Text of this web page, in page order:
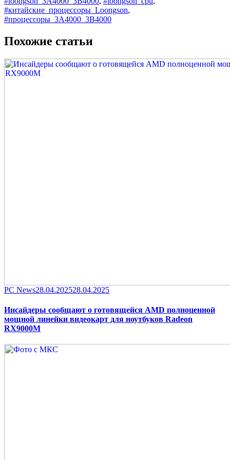
#китайские_процессоры_Loongson,
#процессоры_3A4000_3B4000
Похожие статьи
Category
PC NewsPosted
28.04.202528.04.2025
Инсайдеры сообщают о готовящейся AMD полноценной
мощной линейки видеокарт для ноутбуков Radeon
RX9000M